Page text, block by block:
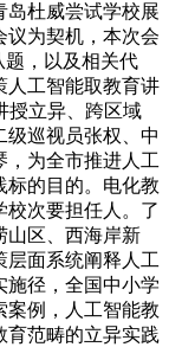
岛杜威尝试学校展
议为契机，本次会
，以及相关代
人工智能取教育讲
授立异、跨区域
级巡视员张权、中
，为全市推进人工
标的目的。电化教
校次要担任人。了
山区、西海岸新
层面系统阐释人工
施径，全国中小学
案例，人工智能教
育范畴的立异实践